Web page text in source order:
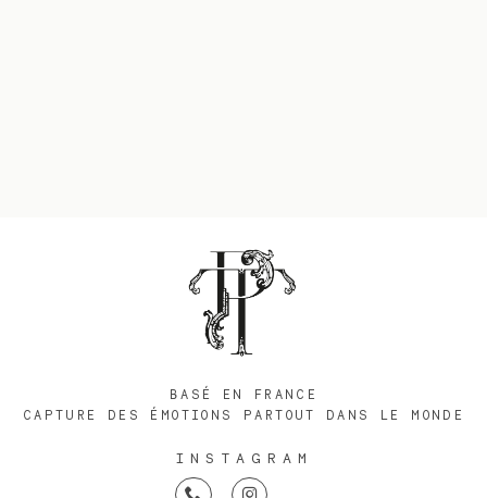
BASÉ EN FRANCE
CAPTURE DES ÉMOTIONS PARTOUT DANS LE MONDE
INSTAGRAM